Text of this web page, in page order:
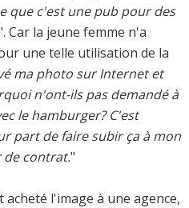
que c'est une pub pour des
Car la jeune femme n'a
une telle utilisation de la
ma photo sur Internet et
n'ont-ils pas demandé à
le hamburger? C'est
part de faire subir ça à mon
de contrat."
l'image à une agence,